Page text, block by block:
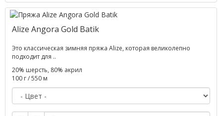
Alize Angora Gold Batik
Это классическая зимняя пряжа Alize, которая великолепно
подходит для ..
20% шерсть, 80% акрил
100 г / 550 м